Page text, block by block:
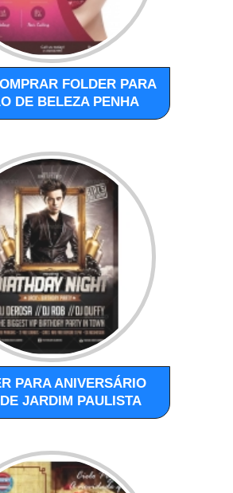
FOLDER PARA
DE BELEZA PENHA
PARA ANIVERSÁRIO
JARDIM PAULISTA